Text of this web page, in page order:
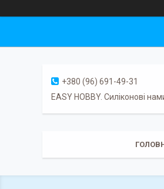
+380 (96) 691-49-31
EASY HOBBY. Силіконові